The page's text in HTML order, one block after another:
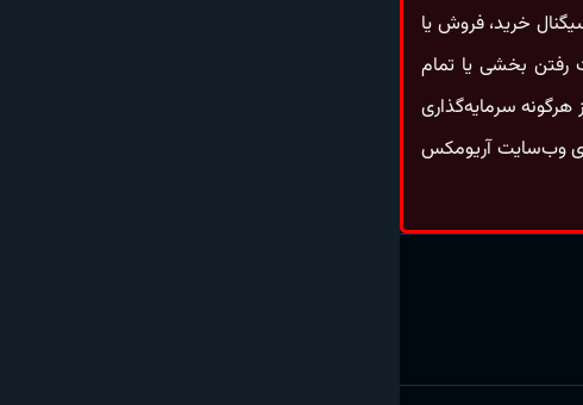
خرید، فروش یا
رفتن بخشی یا تمام
سرمایه‌گذاری
وب‌سایت آریومکس